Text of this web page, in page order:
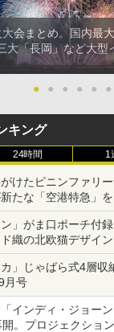
会まとめ。国内最
大「長岡」など大型
● ● ● ● ● ●
キング
24時間 1
けたピニンファリ
たな「空港特急」
ン」がま口ポーチ付
織の北欧猫デザイン
」じゃばら式4層収
月号
インディ・ジョー
。プロジェクショ